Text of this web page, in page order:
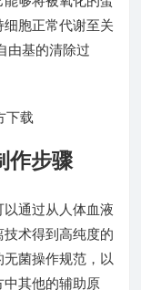
胞正常代谢至关
由基的清除过
作步骤
通过从人体血液
术得到高纯度的
菌操作规范，以
其他的辅助原